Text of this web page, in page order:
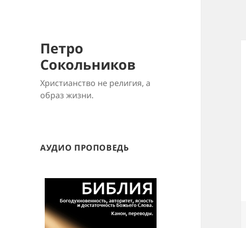
Петро
Сокольников
Христианство не религия, а
образ жизни.
АУДИО ПРОПОВЕДЬ